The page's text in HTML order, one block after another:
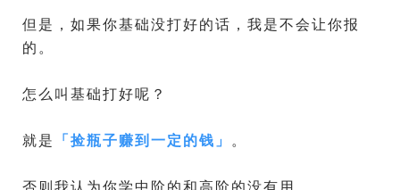
但是，如果你基础没打好的话，我是不会让你报
的。
怎么叫基础打好呢？
就是 「捡瓶子赚到一定的钱 」 。
否则我认为你学中阶的和高阶的没有用。